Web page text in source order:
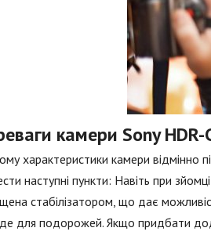
камери Sony HDR-
характеристики камери
наступні пункти: Навіть при
стабілізатором, що дає
для подорожей. Якщо придбати